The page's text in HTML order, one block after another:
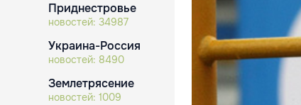
Приднестровье
новостей: 34987
Украина-Россия
новостей: 8490
Землетрясение
новостей: 1009